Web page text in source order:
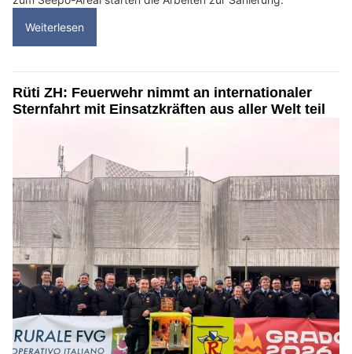
Weiterlesen
Rüti ZH: Feuerwehr nimmt an internationaler
Sternfahrt mit Einsatzkräften aus aller Welt teil